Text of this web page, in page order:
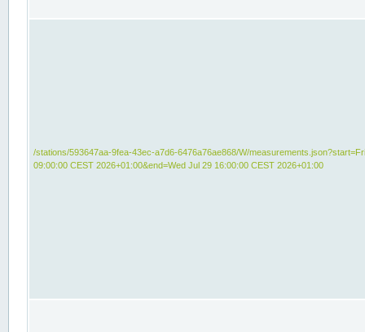
/stations/593647aa-9fea-43ec-a7d6-6476a76ae868/W/
09:00:00 CEST 2026+01:00&end=Wed Jul 29 16:00:00 CEST 2026+01:00